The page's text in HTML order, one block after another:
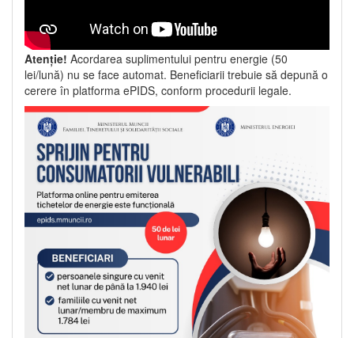
Atenție! Acordarea suplimentului pentru energie (50
lei/lună) nu se face automat. Beneficiarii trebuie să depună o
cerere în platforma ePIDS, conform procedurii legale.